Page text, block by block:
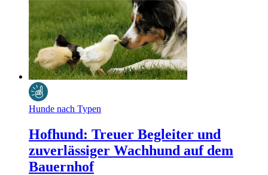
Hunde nach Typen
Hofhund: Treuer Begleiter und
zuverlässiger Wachhund auf dem
Bauernhof